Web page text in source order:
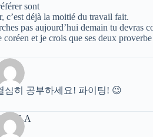
sont
c’est déjà la moitié du travail fait.
pas aujourd’hui demain tu devras
coréen et je crois que ses deux
심히 공부하세요! 파이팅! 😉